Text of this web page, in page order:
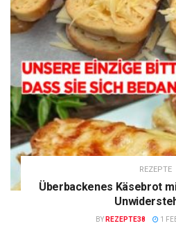
REZEPTE
Überbackenes Käsebrot
BY REZEPTE38 1